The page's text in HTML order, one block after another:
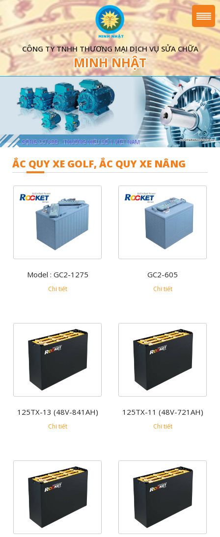
CÔNG TY TNHH THƯƠNG MẠI DỊCH VỤ SỬA CHỮA
MINH NHẬT
ẮC QUY XE GOLF, ẮC QUY XE NÂNG
Model : GC2-1275
Chi tiết
GC2-605
Chi tiết
125TX-13 (48V-841AH)
Chi tiết
125TX-11 (48V-721AH)
Chi tiết